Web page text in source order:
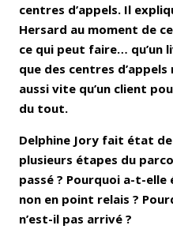
centres d’appels. Il
Hersard au moment de
ce qui peut faire… qu’un
que des centres
aussi vite qu’un client
du tout.
Delphine Jory fait état
plusieurs étapes du
passé ? Pourquoi a-t-
non en point relais ?
n’est-il pas arrivé ?